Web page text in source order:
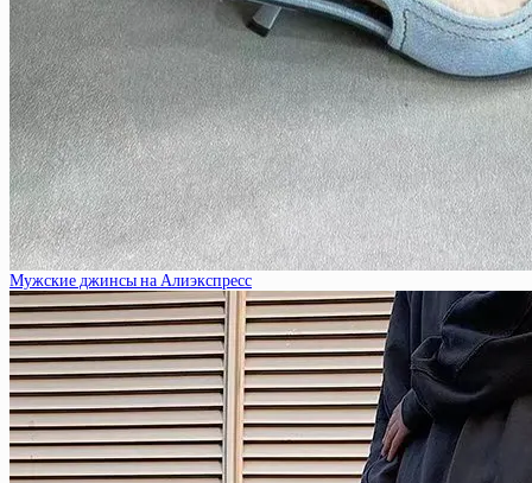
Мужские джинсы на Алиэкспресс